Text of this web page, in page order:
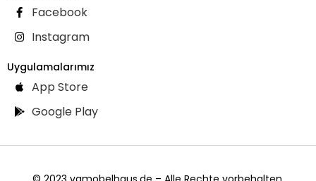
Facebook
Instagram
Uygulamalarımız
App Store
Google Play